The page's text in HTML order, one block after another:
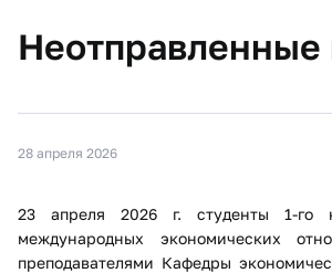
Неотправленные
28 апреля 2026
23 апреля 2026 г. студенты 1-го
международных экономических
преподавателями Кафедры